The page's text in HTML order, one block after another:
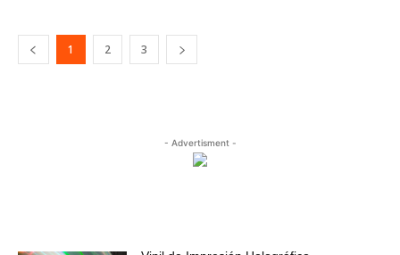
1 2 3
- Advertisment -